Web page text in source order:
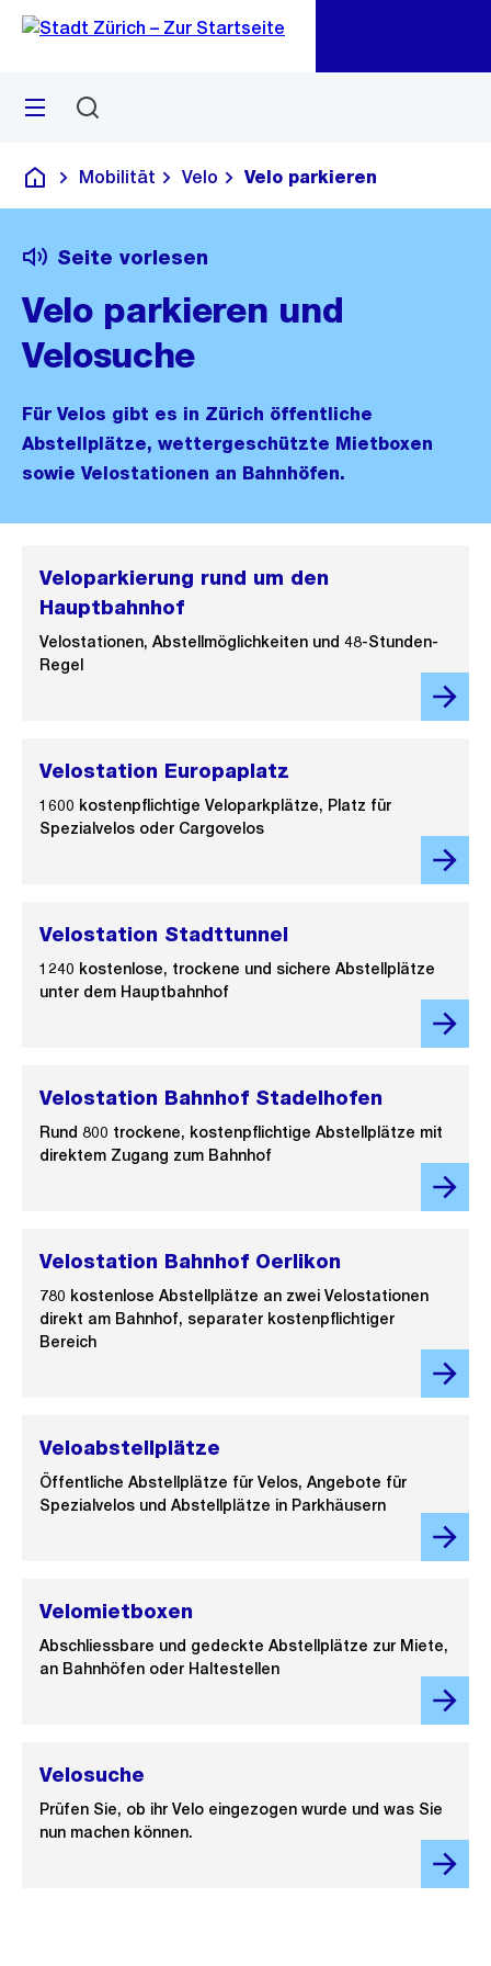
Navigation
Sprunglink
Menü
Deutsch
Mobilität Velo Velo parkieren
Seite vorlesen
Velo parkieren und
Velosuche
Für Velos gibt es in Zürich öffentliche
Abstellplätze, wettergeschützte Mietboxen
sowie Velostationen an Bahnhöfen.
Veloparkierung rund um den
Hauptbahnhof
Velostationen, Abstellmöglichkeiten und 48-Stunden-
Regel
Velostation Europaplatz
1600 kostenpflichtige Veloparkplätze, Platz für
Spezialvelos oder Cargovelos
Velostation Stadttunnel
1240 kostenlose, trockene und sichere Abstellplätze
unter dem Hauptbahnhof
Velostation Bahnhof Stadelhofen
Rund 800 trockene, kostenpflichtige Abstellplätze mit
direktem Zugang zum Bahnhof
Velostation Bahnhof Oerlikon
780 kostenlose Abstellplätze an zwei Velostationen
direkt am Bahnhof, separater kostenpflichtiger
Bereich
Veloabstellplätze
Öffentliche Abstellplätze für Velos, Angebote für
Spezialvelos und Abstellplätze in Parkhäusern
Velomietboxen
Abschliessbare und gedeckte Abstellplätze zur Miete,
an Bahnhöfen oder Haltestellen
Velosuche
Prüfen Sie, ob ihr Velo eingezogen wurde und was Sie
nun machen können.